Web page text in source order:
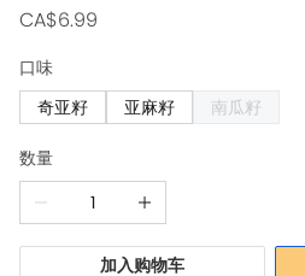
CA$6.99
口味
奇亚籽
亚麻籽 南瓜籽
数量
加入购物车